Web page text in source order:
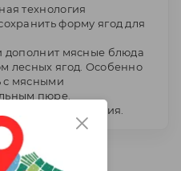
технология
форму ягод для
дополнит мясные блюда
лесных ягод. Особенно
с мясными
пюре.
лето", Россия.